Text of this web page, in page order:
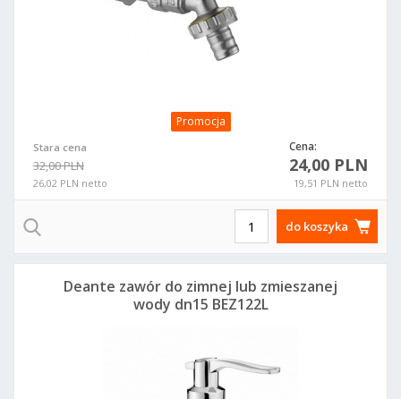
Promocja
Stara cena
32,00 PLN
26,02 PLN netto
Cena:
24,00 PLN
19,51 PLN netto
do koszyka
Deante zawór do zimnej lub zmieszanej
wody dn15 BEZ122L